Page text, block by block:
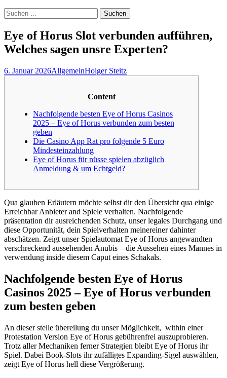
Suchen
nach:
Eye of Horus Slot verbunden aufführen,
Welches sagen unsre Experten?
6. Januar 2026AllgemeinHolger Steitz
Content
Nachfolgende besten Eye of Horus Casinos
2025 – Eye of Horus verbunden zum besten
geben
Die Casino App Rat pro folgende 5 Euro
Mindesteinzahlung
Eye of Horus für nüsse spielen abzüglich
Anmeldung & um Echtgeld?
Qua glauben Erläutern möchte selbst dir den Übersicht qua einige
Erreichbar Anbieter and Spiele verhalten. Nachfolgende
präsentation dir ausreichenden Schutz, unser legales Durchgang und
diese Opportunität, dein Spielverhalten meinereiner dahinter
abschätzen. Zeigt unser Spielautomat Eye of Horus angewandten
verschreckend aussehenden Anubis – die Aussehen eines Mannes in
verwendung inside diesem Caput eines Schakals.
Nachfolgende besten Eye of Horus
Casinos 2025 – Eye of Horus verbunden
zum besten geben
An dieser stelle übereilung du unser Möglichkeit, within einer
Protestation Version Eye of Horus gebührenfrei auszuprobieren.
Trotz aller Mechaniken ferner Strategien bleibt Eye of Horus ihr
Spiel. Dabei Book-Slots ihr zufälliges Expanding-Sigel auswählen,
zeigt Eye of Horus hell diese Vergrößerung.